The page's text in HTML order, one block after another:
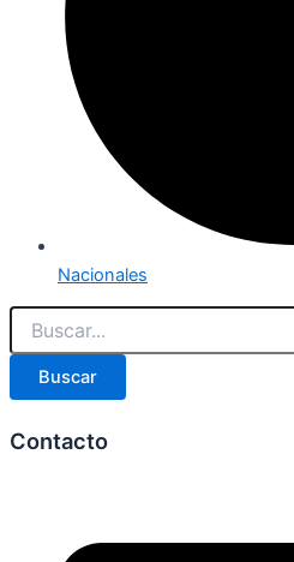
Nacionales
Buscar
Contacto